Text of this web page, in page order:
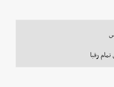
رقبا